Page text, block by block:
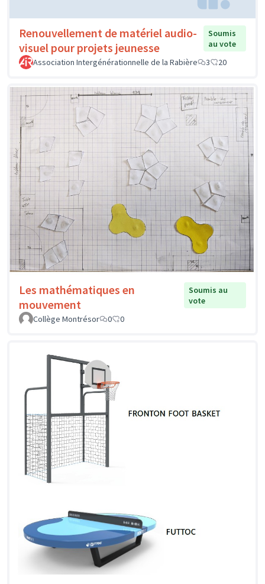
Renouvellement de matériel audio-
visuel pour projets jeunesse
Soumis
au vote
Association Intergénérationnelle de la Rabière
3 20
Les mathématiques en
mouvement
Soumis au
vote
Collège Montrésor
0 0